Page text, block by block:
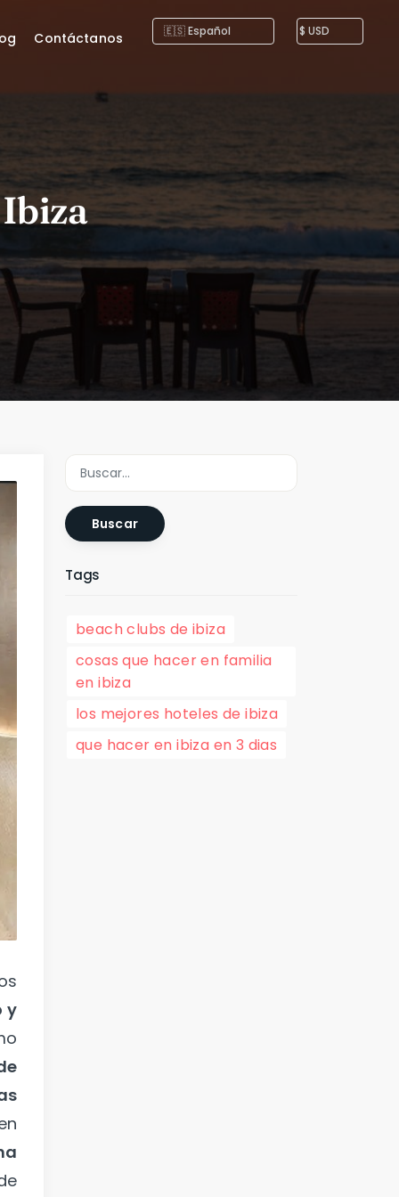
y
Buscar
Tags
beach clubs de ibiza
cosas que hacer en familia
en ibiza
los mejores hoteles de ibiza
que hacer en ibiza en 3 dias
Contáctanos